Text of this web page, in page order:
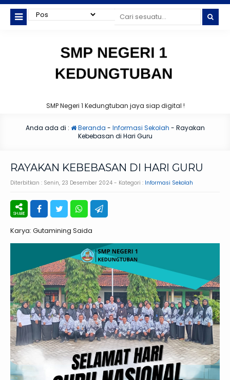
SMP Negeri 1 Kedungtuban jaya siap digital !
Anda ada di : Beranda - Informasi Sekolah - Rayakan
Kebebasan di Hari Guru
RAYAKAN KEBEBASAN DI HARI GURU
Diterbitkan : Senin, 23 Desember 2024 - Kategori : Informasi Sekolah
Karya: Gutamining Saida